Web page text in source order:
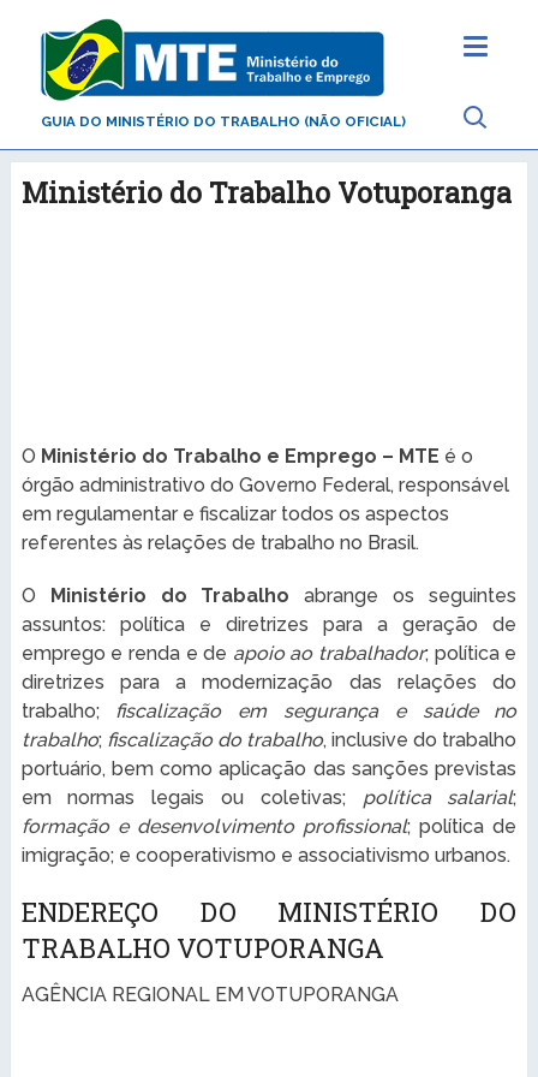
GUIA DO MINISTÉRIO DO TRABALHO (NÃO OFICIAL)
Ministério do Trabalho Votuporanga
O Ministério do Trabalho e Emprego – MTE é o
órgão administrativo do Governo Federal, responsável
em regulamentar e fiscalizar todos os aspectos
referentes às relações de trabalho no Brasil.
O Ministério do Trabalho
abrange os seguintes
assuntos: política e diretrizes para a geração de
emprego e renda e de apoio ao trabalhador; política e
diretrizes para a modernização das relações do
trabalho; fiscalização em segurança e saúde no
trabalho; fiscalização do trabalho, inclusive do trabalho
portuário, bem como aplicação das sanções previstas
em normas legais ou coletivas; política salarial;
formação e desenvolvimento profissional; política de
imigração; e cooperativismo e associativismo urbanos.
ENDEREÇO DO MINISTÉRIO DO
TRABALHO VOTUPORANGA
AGÊNCIA REGIONAL EM VOTUPORANGA